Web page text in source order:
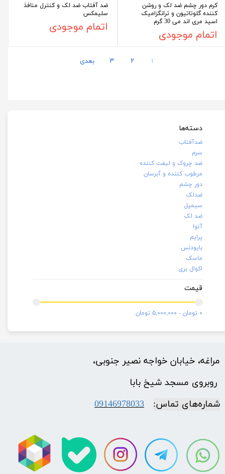
دسته‌ها
ضدآفتاب
سرم
ضد چروک و لیفت کننده
مرطوب کننده و آبرسان
دور چشم
ضدلک
سیمپل
ضد لک
آنوا
پرایم
بایودنس
ماسک
اکوال بری
قیمت
۰ تومان - ۵,۰۰۰,۰۰۰ تومان
کرم دور چشم ضد لک و روشن
کننده گلوتاتیون و ترانگزامیک
اسید مری اند می 30 گرم
اتمام موجودی
ضد آفتاب ضد لک و کنترل منافذ
سلیمکس
اتمام موجودی
۱ ۲ ۳ بعدی
مراغه، خیابان خواجه نصیر جنوبی،
​​​​​​​ روبروی مسجد شیخ بابا
شماره‌‌های تماس:
09146978033